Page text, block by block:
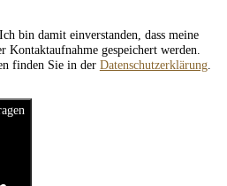
bin damit einverstanden, dass meine
Kontaktaufnahme gespeichert werden.
finden Sie in der Datenschutzerklärung.